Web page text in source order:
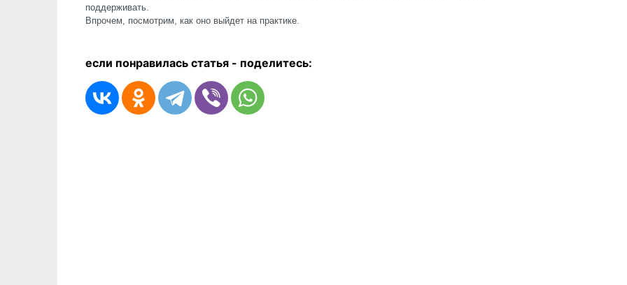
поддерживать.
Впрочем, посмотрим, как оно выйдет на практике.
если понравилась статья - поделитесь: